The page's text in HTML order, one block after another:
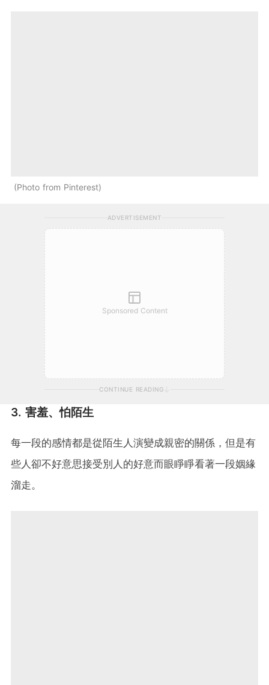
Photo from Pinterest
ADVERTISEMENT
Sponsored Content
CONTINUE READING
3. 害羞、怕陌生
每一段的感情都是從陌生人演變成親密的關係，但是有
些人卻不好意思接受別人的好意而眼睜睜看著一段姻緣
溜走。